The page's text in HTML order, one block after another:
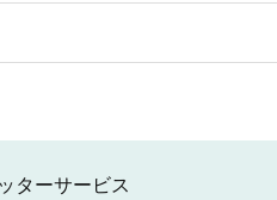
ターサービス